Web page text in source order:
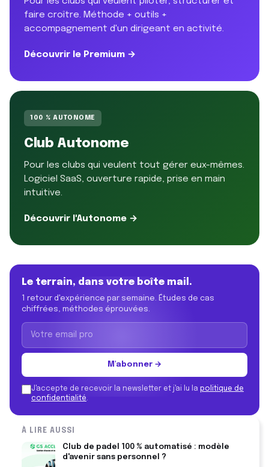
faire croître. Méthode + outils +
accompagnement d'un dirigeant en activité.
Découvrir le Premium →
100 % AUTONOME
Club Autonome
Pour les clubs qui veulent tout gérer eux-mêmes.
Logiciel SaaS, ouverture rapide, prise en main
intuitive.
Découvrir l'Autonome →
Le terrain, dans votre boîte mail.
1 retour d'expérience par semaine. Études de cas
chiffrées, méthodes éprouvées.
M'abonner →
J'accepte de recevoir la newsletter et j'ai lu la politique de
confidentialité.
À LIRE AUSSI
Club de padel 100 % automatisé : modèle
d'avenir sans personnel ?